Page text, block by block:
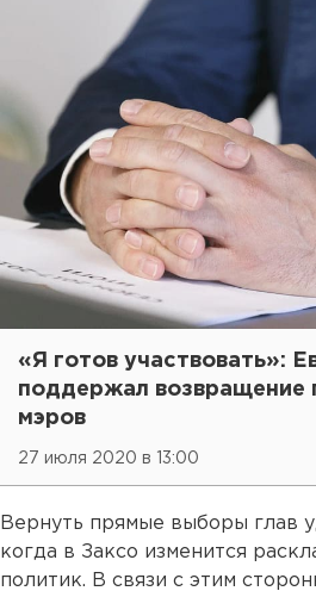
«Я готов участвовать»:
поддержал возвращение
мэров
27 июля 2020 в 13:00
Вернуть прямые выборы глав
когда в Заксо изменится
политик. В связи с этим